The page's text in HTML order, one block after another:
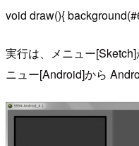
void draw(){
実行は、メニュー
ニュー[Android]から